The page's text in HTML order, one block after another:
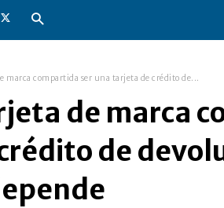
marca compartida ser una tarjeta de crédito de...
de marca
de